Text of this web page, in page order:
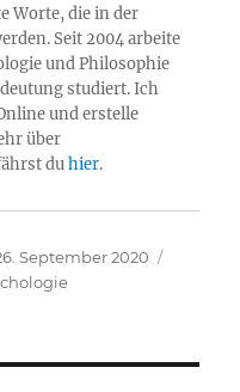
Worte, die in der
Seit 2004 arbeite
und Philosophie
studiert. Ich
und erstelle
über
duhier.
September 2020